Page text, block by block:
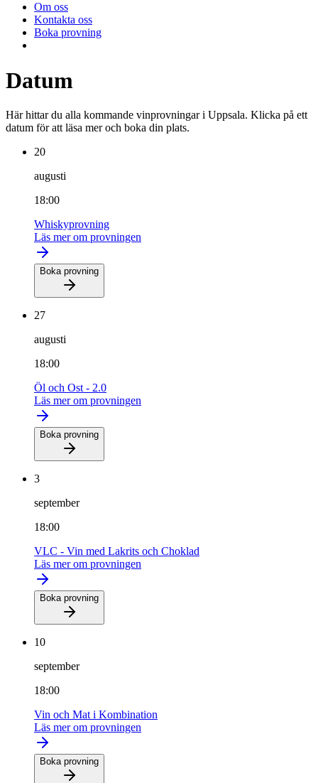
Om oss
Kontakta oss
Boka provning
Datum
Här hittar du alla kommande vinprovningar i Uppsala. Klicka på ett
datum för att läsa mer och boka din plats.
20
augusti
18:00
Whiskyprovning
Läs mer om provningen
Boka provning
27
augusti
18:00
Öl och Ost - 2.0
Läs mer om provningen
Boka provning
3
september
18:00
VLC - Vin med Lakrits och Choklad
Läs mer om provningen
Boka provning
10
september
18:00
Vin och Mat i Kombination
Läs mer om provningen
Boka provning